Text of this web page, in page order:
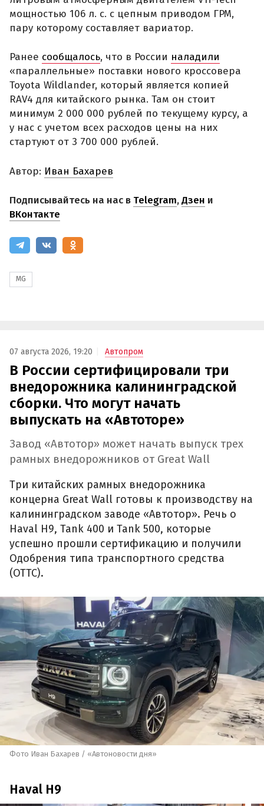
мощностью 106 л. с. с цепным приводом ГРМ,
пару которому составляет вариатор.
Ранее сообщалось, что в России наладили
«параллельные» поставки нового кроссовера
Toyota Wildlander, который является копией
RAV4 для китайского рынка. Там он стоит
минимум 2 000 000 рублей по текущему курсу, а
у нас с учетом всех расходов цены на них
стартуют от 3 700 000 рублей.
Автор: Иван Бахарев
Подписывайтесь на нас в Telegram,Дзен и
ВКонтакте
MG
07 августа 2026, 19:20 Автопром
В России сертифицировали три
внедорожника калининградской
сборки. Что могут начать
выпускать на «Автоторе»
Завод «Автотор» может начать выпуск трех
рамных внедорожников от Great Wall
Три китайских рамных внедорожника
концерна Great Wall готовы к производству на
калининградском заводе «Автотор». Речь о
Haval H9, Tank 400 и Tank 500, которые
успешно прошли сертификацию и получили
Одобрения типа транспортного средства
(ОТТС).
Фото Иван Бахарев / «Автоновости дня»
Haval H9